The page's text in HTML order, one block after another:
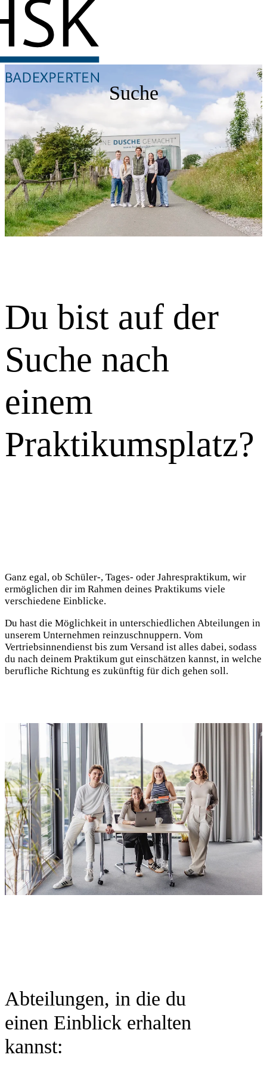
Suche
Du bist auf der
Suche nach
einem
Praktikumsplatz?
Ganz egal, ob Schüler-, Tages- oder Jahrespraktikum, wir
ermöglichen dir im Rahmen deines Praktikums viele
verschiedene Einblicke.
Du hast die Möglichkeit in unterschiedlichen Abteilungen in
unserem Unternehmen reinzuschnuppern. Vom
Vertriebsinnendienst bis zum Versand ist alles dabei, sodass
du nach deinem Praktikum gut einschätzen kannst, in welche
berufliche Richtung es zukünftig für dich gehen soll.
Abteilungen, in die du
einen Einblick erhalten
kannst: